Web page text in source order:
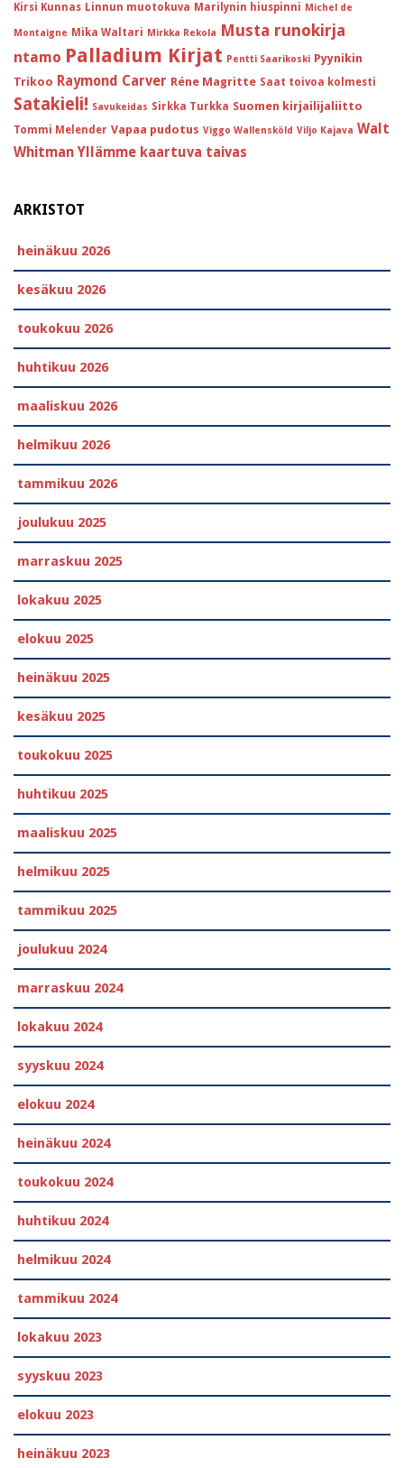
Kirsi Kunnas Linnun muotokuva Marilynin hiuspinni Michel de
Montaigne Mika Waltari Mirkka Rekola Musta runokirja
ntamo Palladium Kirjat Pentti Saarikoski Pyynikin
Trikoo Raymond Carver Réne Magritte Saat toivoa kolmesti
Satakieli! Savukeidas Sirkka Turkka Suomen kirjailijaliitto
Tommi Melender Vapaa pudotus Viggo Wallensköld Viljo Kajava Walt
Whitman Yllämme kaartuva taivas
ARKISTOT
heinäkuu 2026
kesäkuu 2026
toukokuu 2026
huhtikuu 2026
maaliskuu 2026
helmikuu 2026
tammikuu 2026
joulukuu 2025
marraskuu 2025
lokakuu 2025
elokuu 2025
heinäkuu 2025
kesäkuu 2025
toukokuu 2025
huhtikuu 2025
maaliskuu 2025
helmikuu 2025
tammikuu 2025
joulukuu 2024
marraskuu 2024
lokakuu 2024
syyskuu 2024
elokuu 2024
heinäkuu 2024
toukokuu 2024
huhtikuu 2024
helmikuu 2024
tammikuu 2024
lokakuu 2023
syyskuu 2023
elokuu 2023
heinäkuu 2023